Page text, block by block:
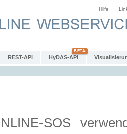
Hilfe
REST-API HyDAS-API
SOS